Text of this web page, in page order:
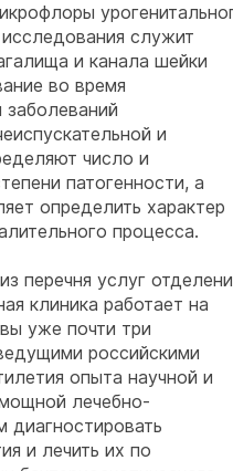
служит
и канала шейки
во время
заболеваний
и
число и
патогенности, а
определить характер
процесса.
перечня услуг
клиника работает на
уже почти три
российскими
опыта научной и
лечебно-
диагностировать
и лечить их по